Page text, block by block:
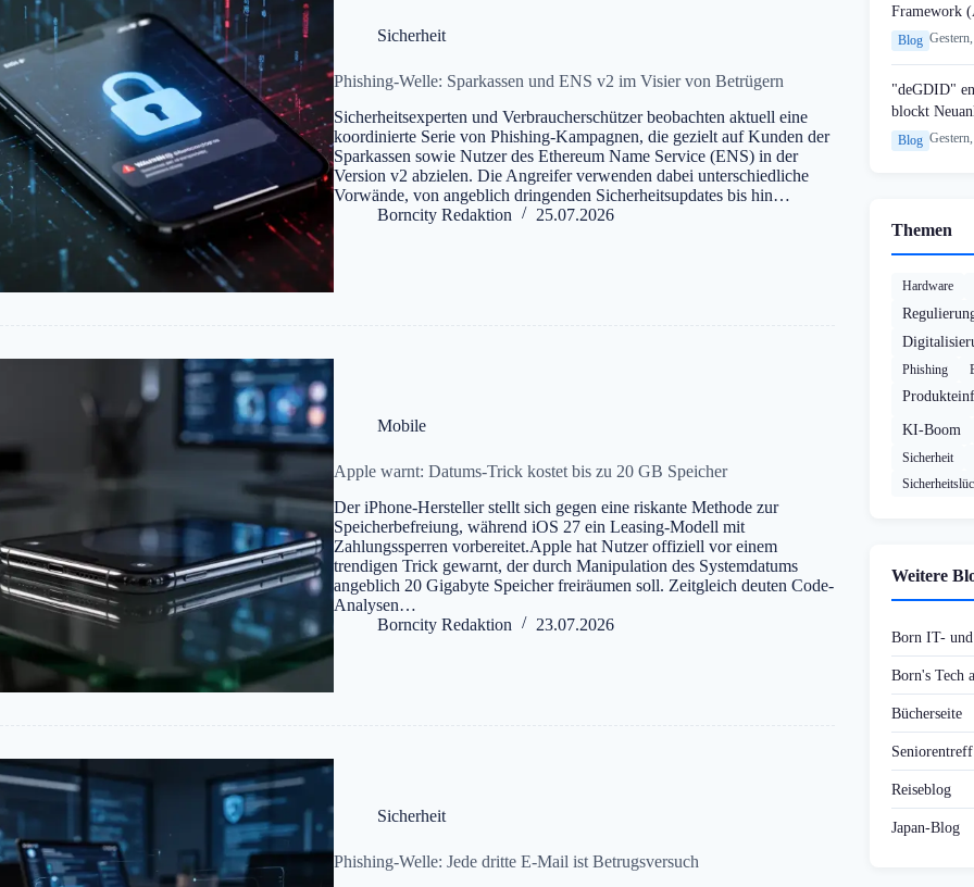
Sicherheit
Phishing-Welle: Sparkassen und ENS v2 im Visier von Betrügern
Sicherheitsexperten und Verbraucherschützer beobachten aktuell eine
koordinierte Serie von Phishing-Kampagnen, die gezielt auf Kunden der
Sparkassen sowie Nutzer des Ethereum Name Service (ENS) in der
Version v2 abzielen. Die Angreifer verwenden dabei unterschiedliche
Vorwände, von angeblich dringenden Sicherheitsupdates bis hin…
Borncity Redaktion
25.07.2026
Mobile
Apple warnt: Datums-Trick kostet bis zu 20 GB Speicher
Der iPhone-Hersteller stellt sich gegen eine riskante Methode zur
Speicherbefreiung, während iOS 27 ein Leasing-Modell mit
Zahlungssperren vorbereitet.Apple hat Nutzer offiziell vor einem
trendigen Trick gewarnt, der durch Manipulation des Systemdatums
angeblich 20 Gigabyte Speicher freiräumen soll. Zeitgleich deuten Code-
Analysen…
Borncity Redaktion
23.07.2026
Sicherheit
Phishing-Welle: Jede dritte E-Mail ist Betrugsversuch
Framework
Blog
"deGDID"
blockt
Blog
Themen
Hardware
Phishing
KI-Boom
Sicherheit
Weitere
Born IT-
Born's Tech
Bücherseite
Reiseblog
Japan-Blog